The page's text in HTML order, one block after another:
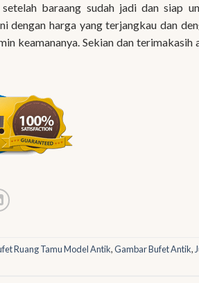
baraang sudah jadi dan siap
dengan harga yang terjangkau dan
keamananya. Sekian dan terimakasih
Ruang Tamu Model Antik,Gambar Bufet Antik,